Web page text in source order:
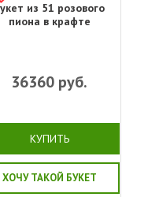
из 51 розового
пиона в крафте
36360 руб.
КУПИТЬ
ХОЧУ ТАКОЙ БУКЕТ